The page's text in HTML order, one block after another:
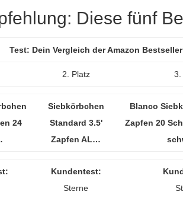
Diese fünf
Test: Dein Vergleich der Amazon
2. Platz 3.
24
Siebkörbchen
Standard 3.5'
Zapfen AL…
Blanco
Zapfen 20
Kundentest:
Sterne